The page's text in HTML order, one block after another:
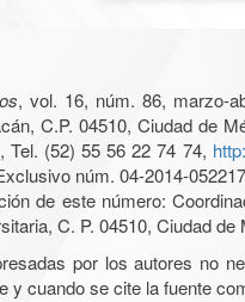
, vol. 16, núm. 86, marzo-
C.P. 04510, Ciudad de
Tel. (52) 55 56 22 74 74,
núm. 04-2014-
de este número:
C. P. 04510, Ciudad
por los autores no
y cuando se cite la fuente